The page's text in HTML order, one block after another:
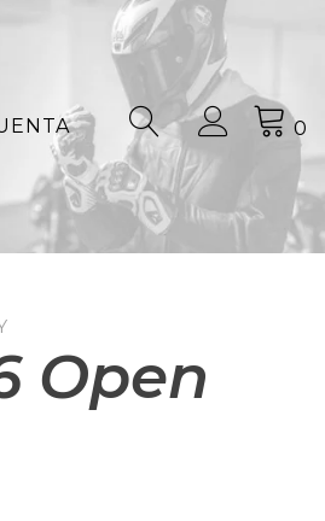
0
Open